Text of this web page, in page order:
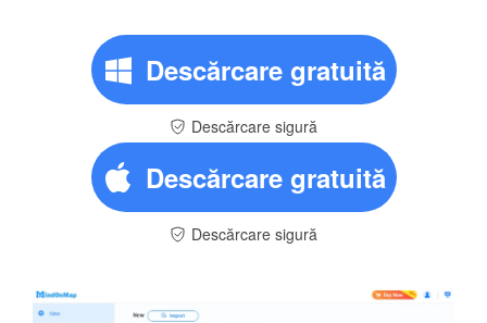
Descărcare gratuită
Descărcare sigură
Descărcare gratuită
Descărcare sigură